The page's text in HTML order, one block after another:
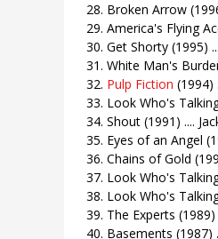
28. Broken Arrow
29. America's Flying
30. Get Shorty (1995)
31. White Man's
32. Pulp Fiction (1994)
33. Look Who's
34. Shout (1991) ....
35. Eyes of an Angel
36. Chains of Gold
37. Look Who's
38. Look Who's
39. The Experts (1989)
40. Basements (1987)